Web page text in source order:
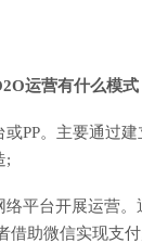
运营有什么模式
。主要通过建
;
台开展运营。
借助微信实现支